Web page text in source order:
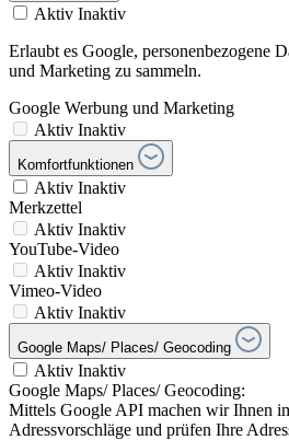
Aktiv Inaktiv
Erlaubt es Google, personenbezogene
und Marketing zu sammeln.
Google Werbung und Marketing
Aktiv Inaktiv
Komfortfunktionen
Aktiv Inaktiv
Merkzettel
Aktiv Inaktiv
YouTube-Video
Aktiv Inaktiv
Vimeo-Video
Aktiv Inaktiv
Google Maps/ Places/ Geocoding
Aktiv Inaktiv
Google Maps/ Places/ Geocoding:
Mittels Google API machen wir Ihnen
Adressvorschläge und prüfen Ihre